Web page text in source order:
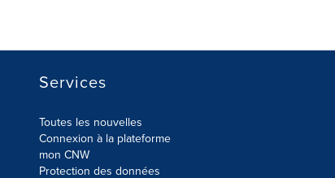
Services
Toutes les nouvelles
Connexion à la plateforme
mon CNW
Protection des données